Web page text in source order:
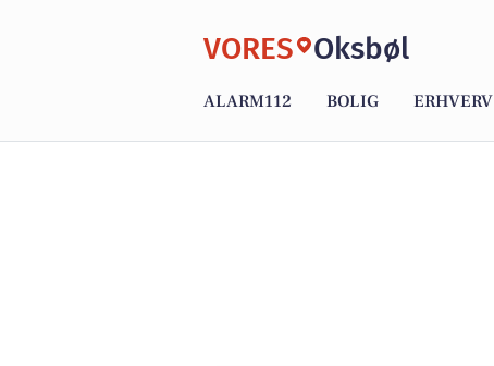
VORES Oksbøl
ALARM112 BOLIG ERHVERV